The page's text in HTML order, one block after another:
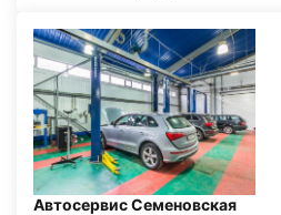
Автосервис Семеновская